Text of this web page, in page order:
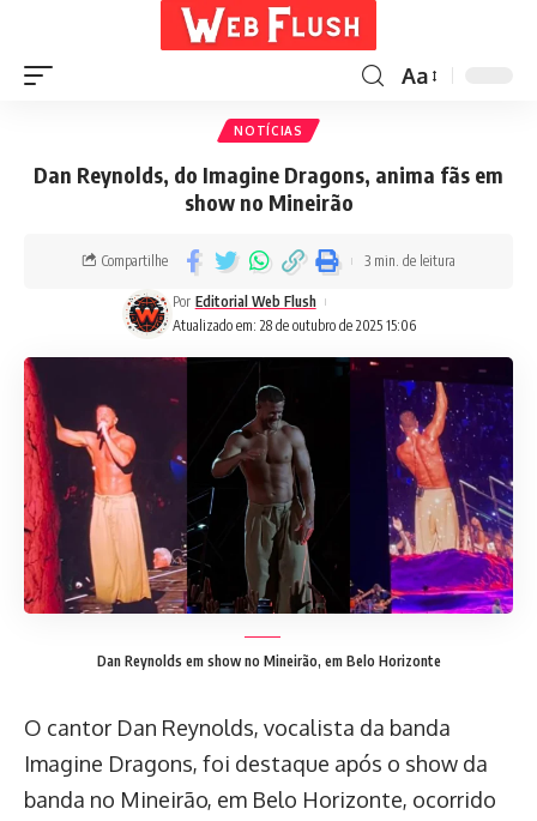
Aa
NOTÍCIAS
Dan Reynolds, do Imagine Dragons, anima fãs em
show no Mineirão
Atualizado em: 28 de outubro de 2025 15:06
Por Editorial Web Flush
Compartilhe 3 min. de leitura
Dan Reynolds em show no Mineirão, em Belo Horizonte
O cantor Dan Reynolds, vocalista da banda
Imagine Dragons, foi destaque após o show da
banda no Mineirão, em Belo Horizonte, ocorrido